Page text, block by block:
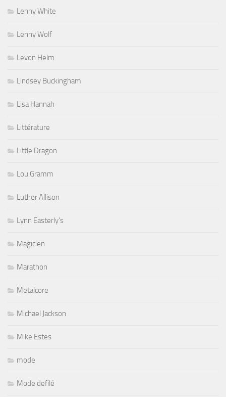
Lenny White
Lenny Wolf
Levon Helm
Lindsey Buckingham
Lisa Hannah
Littérature
Little Dragon
Lou Gramm
Luther Allison
Lynn Easterly's
Magicien
Marathon
Metalcore
Michael Jackson
Mike Estes
mode
Mode defilé